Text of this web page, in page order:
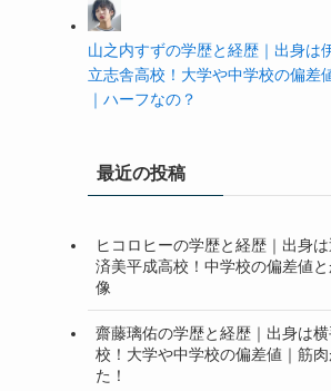
山之内すずの学歴と経歴｜出身は
立志舎高校！大学や中学校の偏差
｜ハーフなの？
最近の投稿
ヒコロヒーの学歴と経歴｜出身は
済美平成高校！中学校の偏差値
像
齋藤璃佑の学歴と経歴｜出身は
校！大学や中学校の偏差値｜筋
た！